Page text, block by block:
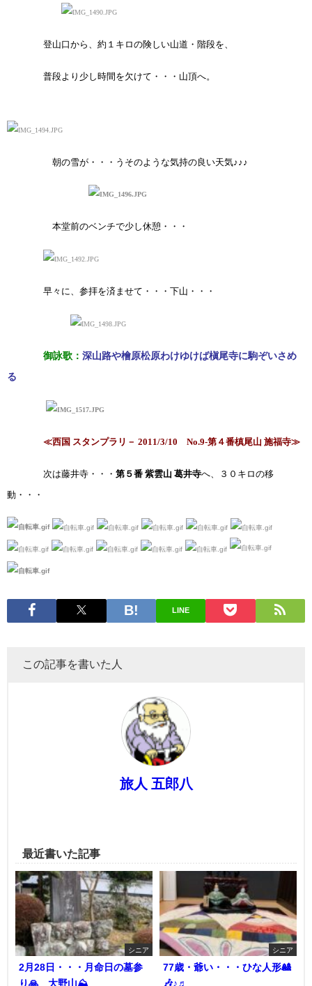
登山口から、約１キロの険しい山道・階段を、
普段より少し時間を欠けて・・・山頂へ。
朝の雪が・・・うそのような気持の良い天気♪♪♪
本堂前のベンチで少し休憩・・・
早々に、参拝を済ませて・・・下山・・・
御詠歌： 深山路や檜原松原わけゆけば槇尾寺に駒ぞいさめ
る
≪西国 スタンプラリ－ 2011/3/10 No.9-第４番槙尾山 施福寺≫
次は藤井寺・・・ 第５番 紫雲山 葛井寺へ、３０キロの移
動・・・
LINE
この記事を書いた人
旅人 五郎八
最近書いた記事
シニア
2月28日・・・月命日の墓参
り🙏 大野山⛰️
シニア
77歳・爺い・・・ひな人形🎎
🎶♪♬